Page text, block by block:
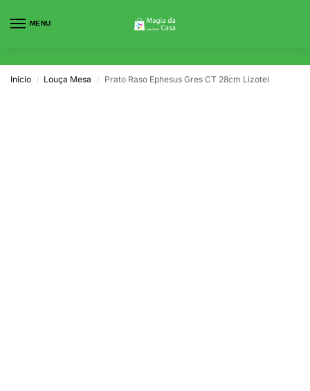
MENU
Início / Louça Mesa / Prato Raso Ephesus Gres CT 28cm Lizotel